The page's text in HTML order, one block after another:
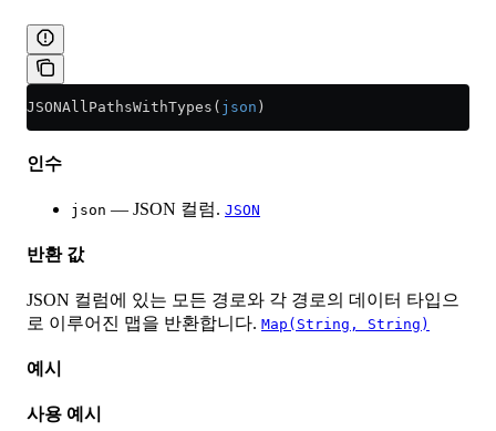
JSONAllPathsWithTypes( json )
인수
json — JSON 컬럼. JSON
반환 값
JSON 컬럼에 있는 모든 경로와 각 경로의 데이터 타입으
로 이루어진 맵을 반환합니다. Map(String, String)
예시
사용 예시